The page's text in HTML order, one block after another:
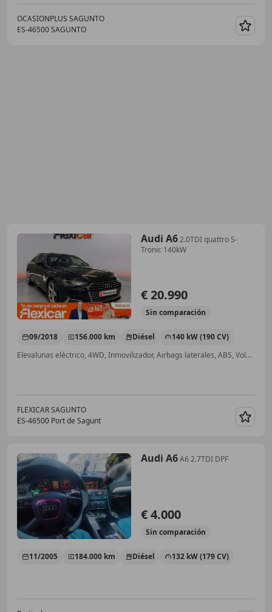
OCASIONPLUS SAGUNTO
ES-46500 SAGUNTO
Audi A62.0TDI quattro S-
Tronic 140kW
€ 20.990
Sin comparación
09/2018 156.000 km Diésel
140 kW (190 CV)
Elevalunas eléctrico, 4WD, Inmovilizador, Airbags laterales, ABS, Volante multifunción, Airbag trasero
FLEXICAR SAGUNTO
ES-46500 Port de Sagunt
Audi A6A6 2.7TDI DPF
€ 4.000
Sin comparación
11/2005 184.000 km Diésel 132 kW (179 CV)